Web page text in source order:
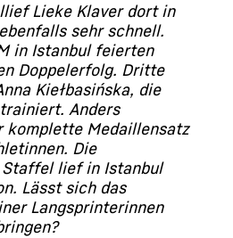
Lieke Klaver dort in
sehr schnell.
in Istanbul feierten
Doppelerfolg. Dritte
Kiełbasińska, die
Anders
komplette Medaillensatz
Die
lief in Istanbul
Lässt sich das
Langsprinterinnen